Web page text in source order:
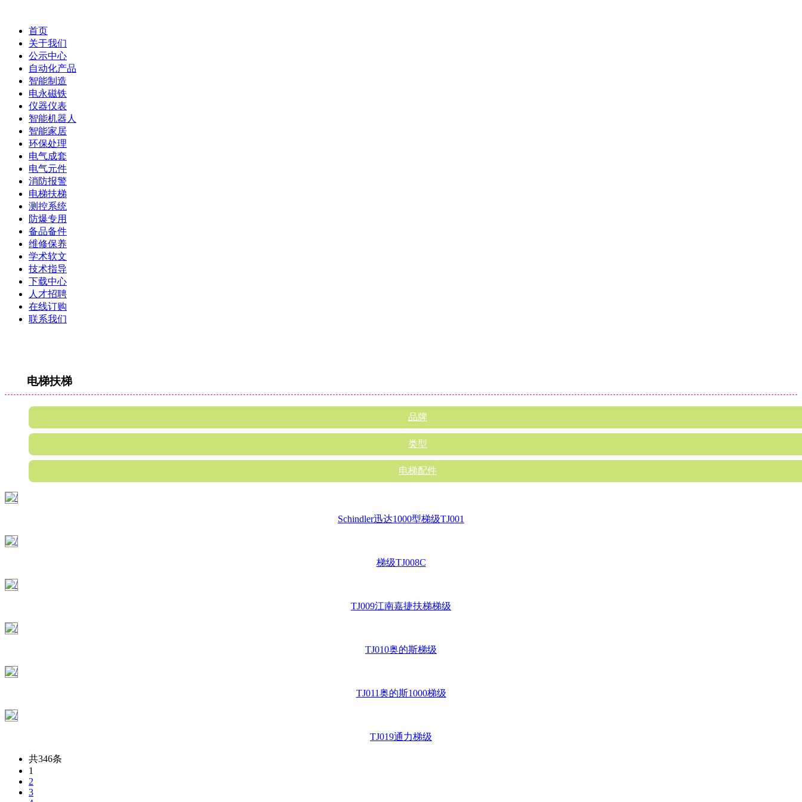
首页
关于我们
公示中心
自动化产品
智能制造
电永磁铁
仪器仪表
智能机器人
智能家居
环保处理
电气成套
电气元件
消防报警
电梯扶梯
测控系统
防爆专用
备品备件
维修保养
学术软文
技术指导
下载中心
人才招聘
在线订购
联系我们
电梯扶梯
品牌
类型
电梯配件
Schindler迅达1000型梯级TJ001
梯级TJ008C
TJ009江南嘉捷扶梯梯级
TJ010奥的斯梯级
TJ011奥的斯1000梯级
TJ019通力梯级
共346条
1
2
3